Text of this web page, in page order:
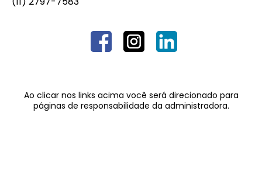
Ao clicar nos links acima você será direcionado para
páginas de responsabilidade da administradora.